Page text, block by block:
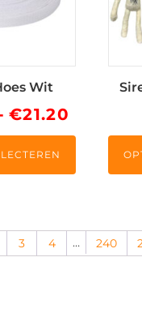
Wit
€21.20
€12.73
Deze
optie
de
3 4 … 240